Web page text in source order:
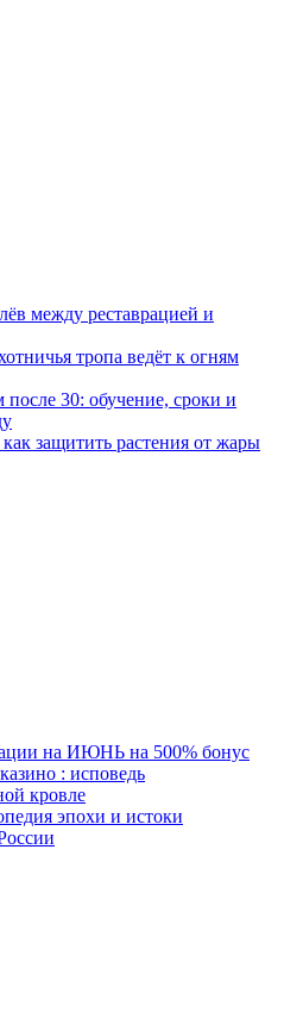
между реставрацией и
тропа ведёт к огням
30: обучение, сроки и
защитить растения от жары
на ИЮНЬ на 500% бонус
: исповедь
кровле
эпохи и истоки